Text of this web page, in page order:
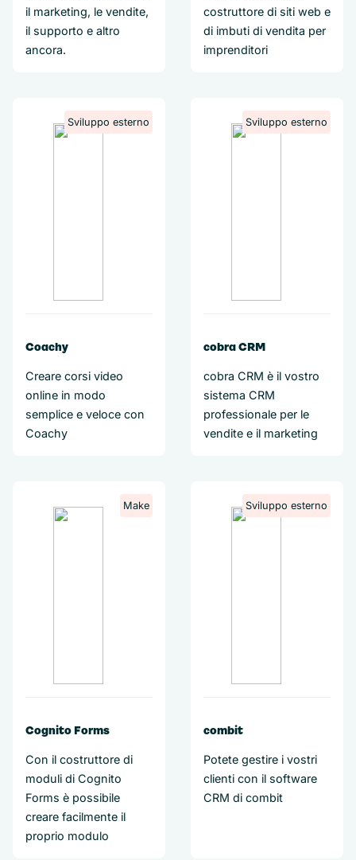
il marketing, le vendite,
il supporto e altro
ancora.
costruttore di siti web e
di imbuti di vendita per
imprenditori
Sviluppo esterno
Coachy
Creare corsi video
online in modo
semplice e veloce con
Coachy
Sviluppo esterno
cobra CRM
cobra CRM è il vostro
sistema CRM
professionale per le
vendite e il marketing
Make
Cognito Forms
Con il costruttore di
moduli di Cognito
Forms è possibile
creare facilmente il
proprio modulo
Sviluppo esterno
combit
Potete gestire i vostri
clienti con il software
CRM di combit